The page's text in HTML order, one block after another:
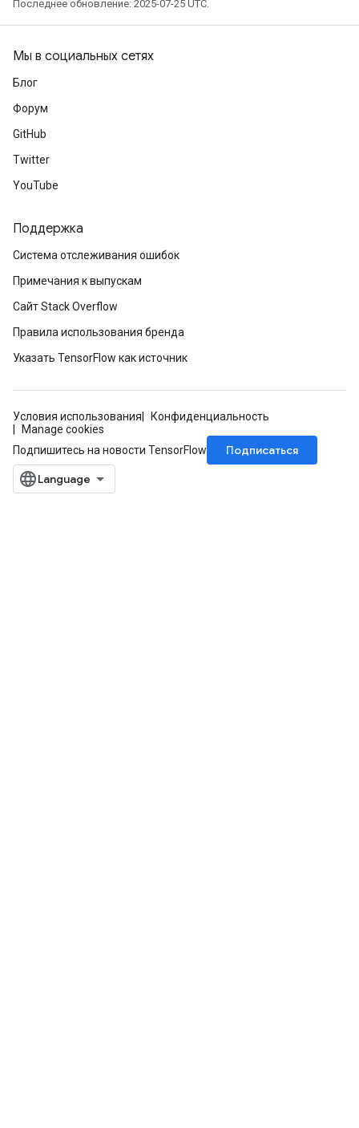
Последнее обновление: 2025-07-25 UTC.
Мы в социальных сетях
Блог
Форум
GitHub
Twitter
YouTube
Поддержка
Система отслеживания ошибок
Примечания к выпускам
Сайт Stack Overflow
Правила использования бренда
Указать TensorFlow как источник
Условия использования
Конфиденциальность
Manage cookies
Подпишитесь на новости TensorFlow
Подписаться